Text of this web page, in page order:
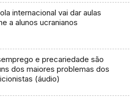
internacional vai dar aulas
a alunos ucranianos
e precariedade são
dos maiores problemas dos
(áudio)